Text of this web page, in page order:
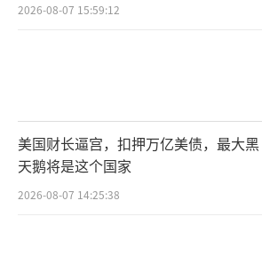
2026-08-07 15:59:12
美国财长逼宫，扣押万亿美债，最大黑
天鹅将是这个国家
2026-08-07 14:25:38